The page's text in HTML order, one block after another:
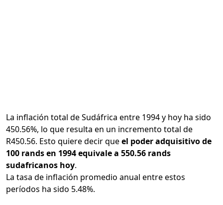
La inflación total de Sudáfrica entre 1994 y hoy ha sido
450.56%, lo que resulta en un incremento total de
R450.56. Esto quiere decir queel poder adquisitivo de
100 rands en 1994 equivale a 550.56 rands
sudafricanos hoy.
La tasa de inflación promedio anual entre estos
períodos ha sido 5.48%.